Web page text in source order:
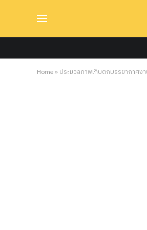
Home» ประมวลภาพเก็บตกบรรยากาศงา